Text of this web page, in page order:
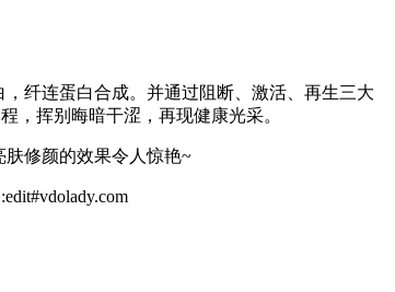
纤连蛋白合成。并通过阻断、激活、再生三大
，挥别晦暗干涩，再现健康光采。
肤修颜的效果令人惊艳~